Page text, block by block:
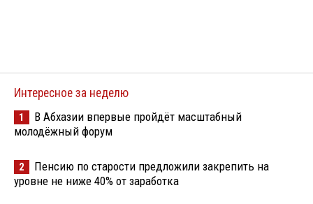
Интересное за неделю
1
В Абхазии впервые пройдёт масштабный
молодёжный форум
2
Пенсию по старости предложили закрепить на
уровне не ниже 40% от заработка